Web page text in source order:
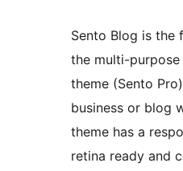
Sento Blog is the
the multi-
theme (Sento
business or blog
theme has a
retina ready and